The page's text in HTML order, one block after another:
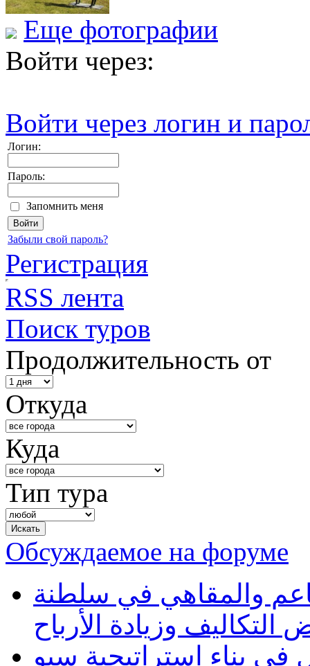
Еще фотографии
Войти через:
Войти через логин и
Логин:
Пароль:
Запомнить меня
Забыли свой пароль?
Регистрация
RSS лента
Поиск туров
Продолжительность от
Откуда
Куда
Тип тура
Обсуждаемое на форуме
والمقاهي في سلطنة
وزيادة الأرباح
بناء استراتيجية سيو